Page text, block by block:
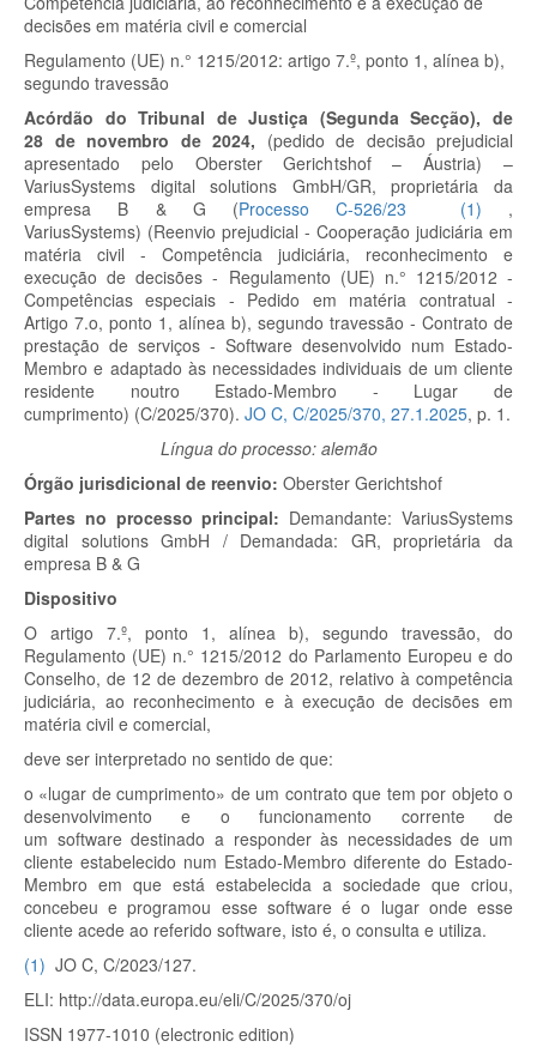
decisões em matéria civil e comercial
Regulamento (UE) n.° 1215/2012: artigo 7.º, ponto 1, alínea b),
segundo travessão
Acórdão do Tribunal de Justiça (Segunda Secção), de
28 de novembro de 2024, (pedido de decisão prejudicial
apresentado pelo Oberster Gerichtshof – Áustria) –
VariusSystems digital solutions GmbH/GR, proprietária da
empresa B & G (Processo C-526/23 (1)
,
VariusSystems) (Reenvio prejudicial - Cooperação judiciária em
matéria civil - Competência judiciária, reconhecimento e
execução de decisões - Regulamento (UE) n.° 1215/2012 -
Competências especiais - Pedido em matéria contratual -
Artigo 7.o, ponto 1, alínea b), segundo travessão - Contrato de
prestação de serviços - Software desenvolvido num Estado-
Membro e adaptado às necessidades individuais de um cliente
residente noutro Estado-Membro - Lugar de
cumprimento) (C/2025/370). JO C, C/2025/370, 27.1.2025, p. 1.
Língua do processo: alemão
Órgão jurisdicional de reenvio: Oberster Gerichtshof
Partes no processo principal: Demandante: VariusSystems
digital solutions GmbH / Demandada: GR, proprietária da
empresa B & G
Dispositivo
O artigo 7.º, ponto 1, alínea b), segundo travessão, do
Regulamento (UE) n.° 1215/2012 do Parlamento Europeu e do
Conselho, de 12 de dezembro de 2012, relativo à competência
judiciária, ao reconhecimento e à execução de decisões em
matéria civil e comercial,
deve ser interpretado no sentido de que:
o «lugar de cumprimento» de um contrato que tem por objeto o
desenvolvimento e o funcionamento corrente de
um software destinado a responder às necessidades de um
cliente estabelecido num Estado-Membro diferente do Estado-
Membro em que está estabelecida a sociedade que criou,
concebeu e programou esse software é o lugar onde esse
cliente acede ao referido software, isto é, o consulta e utiliza.
(1) JO C, C/2023/127.
ELI: http://data.europa.eu/eli/C/2025/370/oj
ISSN 1977-1010 (electronic edition)